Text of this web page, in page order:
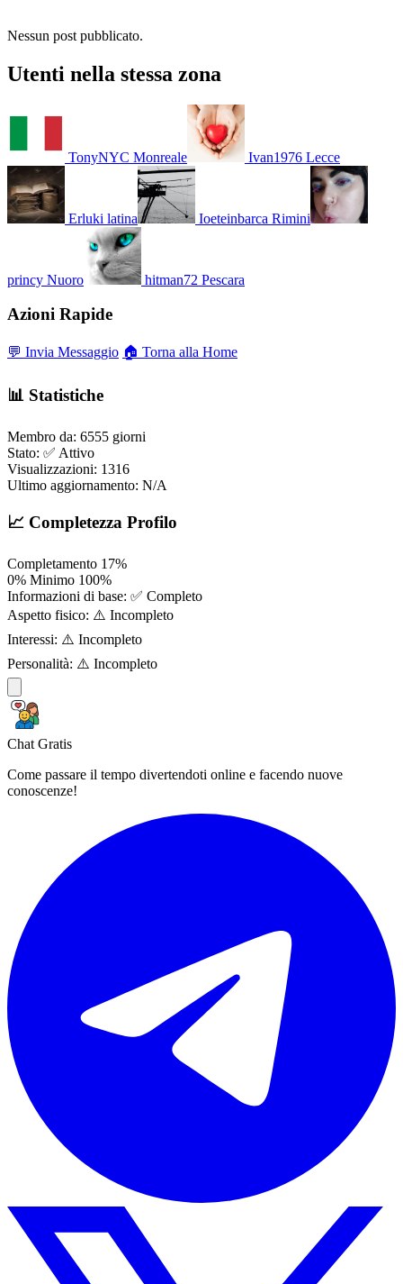
Nessun post pubblicato.
Utenti nella stessa zona
TonyNYC Monreale Ivan1976 Lecce
Erluki latina Ioeteinbarca Rimini
princy Nuoro hitman72 Pescara
Azioni Rapide
💬 Invia Messaggio 🏠 Torna alla Home
📊 Statistiche
Membro da: 6555 giorni
Stato: ✅ Attivo
Visualizzazioni: 1316
Ultimo aggiornamento: N/A
📈 Completezza Profilo
Completamento 17%
0% Minimo 100%
Informazioni di base: ✅ Completo
Aspetto fisico: ⚠️ Incompleto
Interessi: ⚠️ Incompleto
Personalità: ⚠️ Incompleto
Chat Gratis
Come passare il tempo divertendoti online e facendo nuove
conoscenze!